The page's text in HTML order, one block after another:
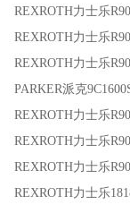
REXROTH力士乐
REXROTH力士乐
REXROTH力士乐
PARKER派克
REXROTH力士乐
REXROTH力士乐
REXROTH力士乐
REXROTH力士乐